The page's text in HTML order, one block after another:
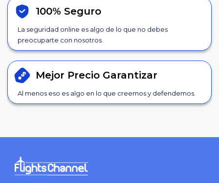
100% Seguro
La seguridad online es algo de lo que no debes
preocuparte con nosotros.
Mejor Precio Garantizar
Al menos eso es algo en lo que creemos y defendemos.